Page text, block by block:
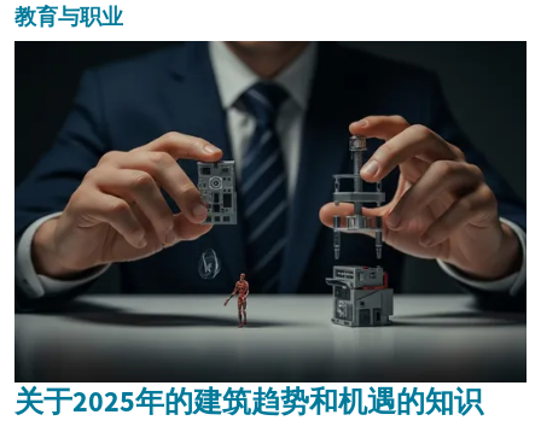
馨又舒适的...
生活品质,兼顾实用功能与视觉美
感。从空间布局到材料选择,从储
物方案到照明设计,每个细节都影
响着厨房的整体使用体验。本文
将深入探讨现代厨房设计的关键
要...
教育与职业
关于2025年的建筑趋势和机遇的知识